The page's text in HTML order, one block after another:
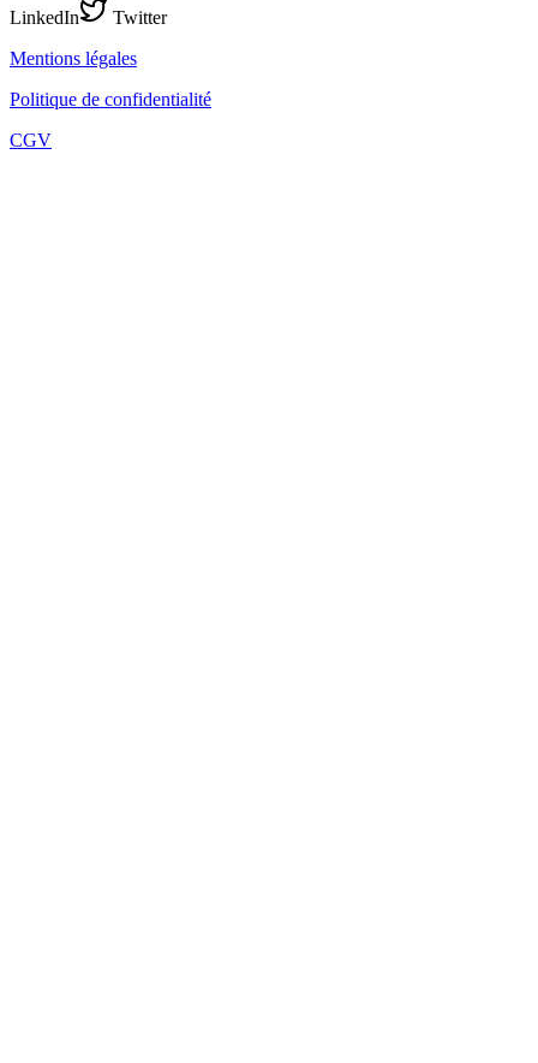
LinkedIn
Twitter
Mentions légales
Politique de confidentialité
CGV